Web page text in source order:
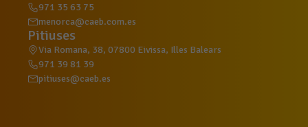
971 35 63 75
menorca@caeb.com.es
Pitiuses
Via Romana, 38, 07800 Eivissa, Illes Balears
971 39 81 39
pitiuses@caeb.es